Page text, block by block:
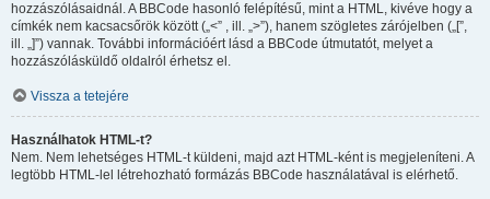
hozzászólásaidnál. A BBCode hasonló felépítésű, mint a HTML, kivéve hogy a
címkék nem kacsacsőrök között („<” , ill. „>”), hanem szögletes zárójelben („[”,
ill. „]”) vannak. További információért lásd a BBCode útmutatót, melyet a
hozzászólásküldő oldalról érhetsz el.
Vissza a tetejére
Használhatok HTML-t?
Nem. Nem lehetséges HTML-t küldeni, majd azt HTML-ként is megjeleníteni. A
legtöbb HTML-lel létrehozható formázás BBCode használatával is elérhető.